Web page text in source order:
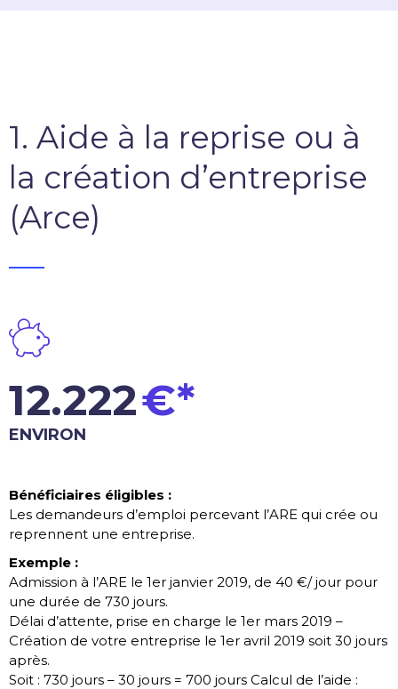
1. Aide à la reprise ou à
la création d’entreprise
(Arce)
12.222€*
ENVIRON
Bénéficiaires éligibles :
Les demandeurs d’emploi percevant l’ARE qui crée ou
reprennent une entreprise.
Exemple :
Admission à l’ARE le 1er janvier 2019, de 40 €/ jour pour
une durée de 730 jours.
Délai d’attente, prise en charge le 1er mars 2019 –
Création de votre entreprise le 1er avril 2019 soit 30 jours
après.
Soit : 730 jours – 30 jours = 700 jours Calcul de l’aide :